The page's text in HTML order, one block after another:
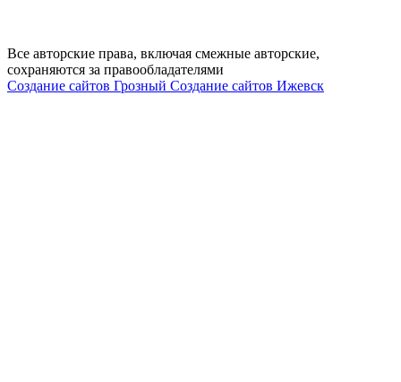
Все авторские права, включая смежные авторские,
сохраняются за правообладателями
Создание сайтов Грозный Создание сайтов Ижевск